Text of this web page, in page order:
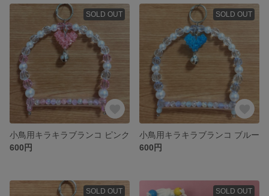
SOLD OUT
小鳥用キラキラブランコ ピンク
600円
SOLD OUT
小鳥用キラキラブランコ ブルー
600円
SOLD OUT SOLD OUT